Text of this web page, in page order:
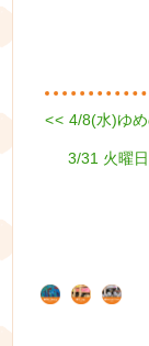
投
稿
ー
シ
Previous
<< 4/8(水)ゆ
Next
3/31 火曜